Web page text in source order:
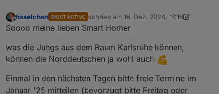
haselchen MOST ACTIVE schrieb am 16. Dez. 2024, 17:16
zuletzt editiert von haselchen
Soooo meine lieben Smart Homer,
was die Jungs aus dem Raum Karlsruhe können,
können die Norddeutschen ja wohl auch
Einmal in den nächsten Tagen bitte freie Termine im
Januar '25 mitteilen (bevorzugt bitte Freitag oder